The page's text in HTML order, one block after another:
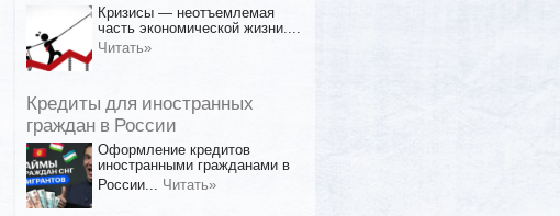
Кризисы — неотъемлемая
часть экономической жизни....
Читать»
Кредиты для иностранных
граждан в России
Оформление кредитов
иностранными гражданами в
России... Читать»